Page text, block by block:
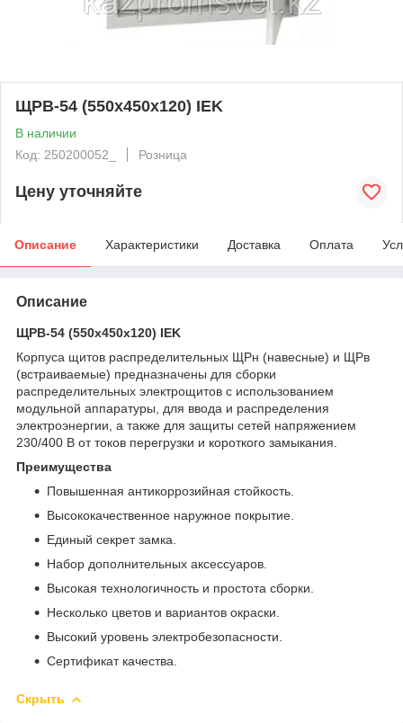
ЩРВ-54 (550x450x120) IEK
В наличии
Код: 250200052_
Розница
Цену уточняйте
Описание Характеристики Доставка Оплата
Описание
ЩРВ-54 (550x450x120) IEK
Корпуса щитов распределительных ЩРн (навесные) и ЩРв
(встраиваемые) предназначены для сборки
распределительных электрощитов с использованием
модульной аппаратуры, для ввода и распределения
электроэнергии, а также для защиты сетей напряжением
230/400 В от токов перегрузки и короткого замыкания.
Преимущества
Повышенная антикоррозийная стойкость.
Высококачественное наружное покрытие.
Единый секрет замка.
Набор дополнительных аксессуаров.
Высокая технологичность и простота сборки.
Несколько цветов и вариантов окраски.
Высокий уровень электробезопасности.
Сертификат качества.
Скрыть